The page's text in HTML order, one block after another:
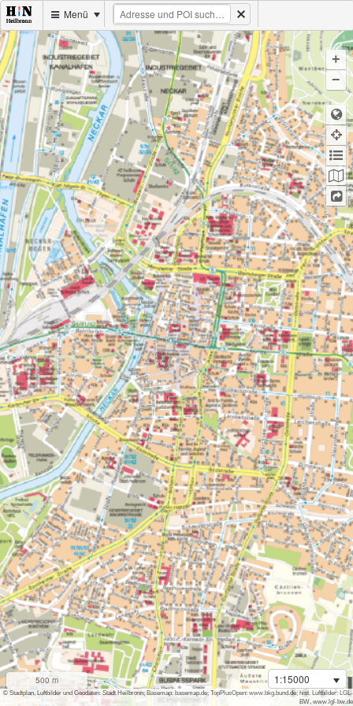
+
−
i
500 m
Menü
1:15000
© Stadtplan, Luftbilder und Geodaten: Stadt Heilbronn; Basemap: basemap.de; TopPlusOpen: www.bkg.bund.de; hist. Luftbilder: LGL-
BW, www.lgl-bw.de